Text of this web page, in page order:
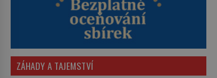
ZÁHADY A TAJEMSTVÍ